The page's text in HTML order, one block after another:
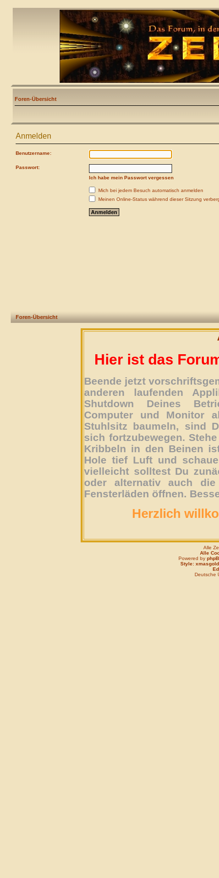
Foren-Übersicht
Anmelden
Benutzername:
Passwort:
Ich habe mein Passwort vergessen
Mich bei jedem Besuch automatisch anmelden
Meinen Online-Status während dieser Sitzung
Foren-Übersicht
Hier ist das
Beende jetzt
anderen laufenden
Shutdown Deines
Computer und Monitor
Stuhlsitz baumeln, sind
sich fortzubewegen.
Kribbeln in den Beinen
Hole tief Luft und
vielleicht solltest Du
oder alternativ auch
Fensterläden öffnen.
Herzlich
Alle
Alle
Powered by
Style: xmasgold
Deutsche